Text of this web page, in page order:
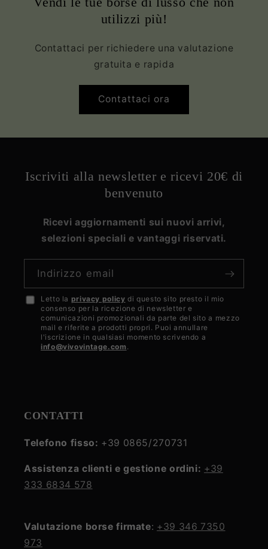
utilizzi più!
Contattaci per richiedere una valutazione
gratuita e rapida
Contattaci ora
Iscriviti alla newsletter e ricevi 20€ di
benvenuto
Ricevi aggiornamenti sui nuovi arrivi,
selezioni speciali e vantaggi riservati.
Indirizzo email
Accetto
privacy
policy
Letto la privacy policy di questo sito presto il mio
consenso per la ricezione di newsletter e
comunicazioni promozionali da parte del sito a mezzo
mail e riferite a prodotti propri. Puoi annullare
l'iscrizione in qualsiasi momento scrivendo a
info@vivovintage.com .
CONTATTI
Telefono fisso: +39 0865/270731
Assistenza clienti e gestione ordini: +39
333 6834 578
Valutazione borse firmate: +39 346 7350
973